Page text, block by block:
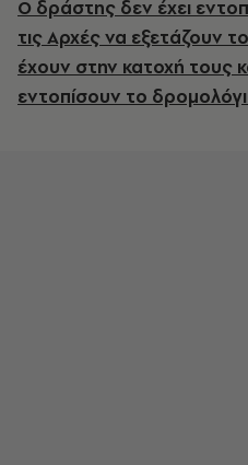
Ο δράστης δεν έχει
τις Αρχές να εξετάζουν
έχουν στην κατοχή τους
εντοπίσουν το